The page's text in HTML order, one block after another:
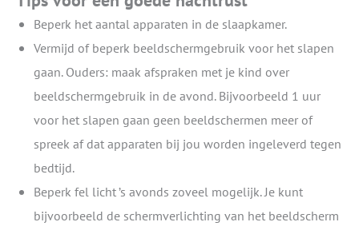
Beperk het aantal apparaten in de slaapkamer.
Vermijd of beperk beeldschermgebruik voor het slapen
gaan. Ouders: maak afspraken met je kind over
beeldschermgebruik in de avond. Bijvoorbeeld 1 uur
voor het slapen gaan geen beeldschermen meer of
spreek af dat apparaten bij jou worden ingeleverd tegen
bedtijd.
Beperk fel licht ’s avonds zoveel mogelijk. Je kunt
bijvoorbeeld de schermverlichting van het beeldscherm